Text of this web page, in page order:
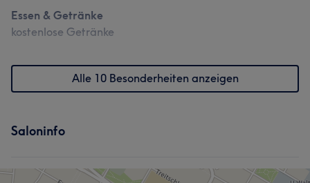
Essen & Getränke
kostenlose Getränke
Alle 10 Besonderheiten anzeigen
Saloninfo